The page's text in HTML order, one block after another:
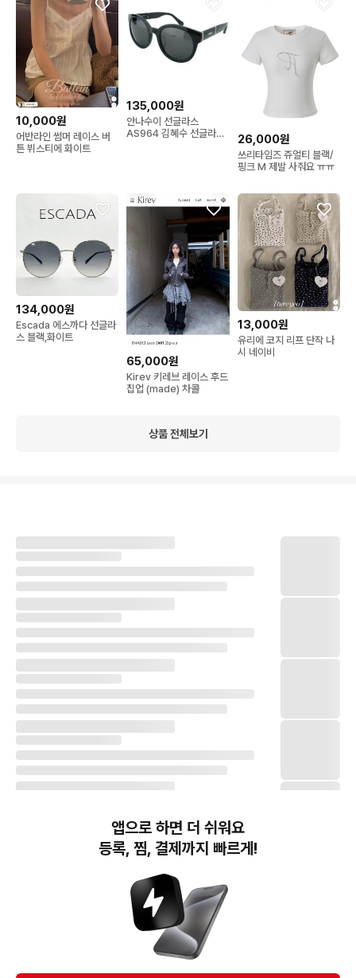
10,000원
어반라인 썸머 레이스 버
튼 뷔스티에 화이트
135,000원
안나수이 선글라스
AS964 김혜수 선글라스
26,000원
쓰리타임즈 쥬얼티 블랙/
핑크 M 제발 사줘요 ㅠㅠ
134,000원
Escada 에스까다 선글라
스 블랙,화이트
65,000원
Kirev 키레브 레이스 후드
집업 (made) 차콜
13,000원
유리에 코지 리프 단작 나
시 네이비
상품 전체보기
번개장터(주) 사업자정보, 이용약관 및 기타 법적고지
번개장터㈜는 통신판매중개자이며, 통신판매의 당사자가 아닙니다. 전자상거래 등에서의
소비자보호에 관한 법률 등 관련 법령 및 번개장터㈜의 약관에 따라 상품, 상품정보, 거래에 관한 책임은
개별 판매자에게 귀속하고, 번개장터㈜는 원칙적으로 회원간 거래에 대하여 책임을 지지 않습니다.
다만, 번개장터㈜가 직접 판매하는 상품에 대한 책임은 번개장터㈜에게 귀속합니다.
앱으로 하면 더 쉬워요
등록, 찜, 결제까지 빠르게!